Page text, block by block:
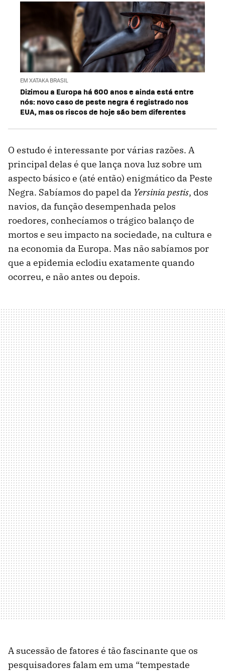
EM XATAKA BRASIL
Dizimou a Europa há 600 anos e ainda está entre
nós: novo caso de peste negra é registrado nos
EUA, mas os riscos de hoje são bem diferentes
O estudo é interessante por várias razões. A
principal delas é que lança nova luz sobre um
aspecto básico e (até então) enigmático da Peste
Negra. Sabíamos do papel da Yersinia pestis, dos
navios, da função desempenhada pelos
roedores, conhecíamos o trágico balanço de
mortos e seu impacto na sociedade, na cultura e
na economia da Europa. Mas não sabíamos por
que a epidemia eclodiu exatamente quando
ocorreu, e não antes ou depois.
A sucessão de fatores é tão fascinante que os
pesquisadores falam em uma “tempestade